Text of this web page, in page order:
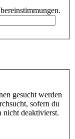
gesucht werden
sofern du
nicht deaktivierst.